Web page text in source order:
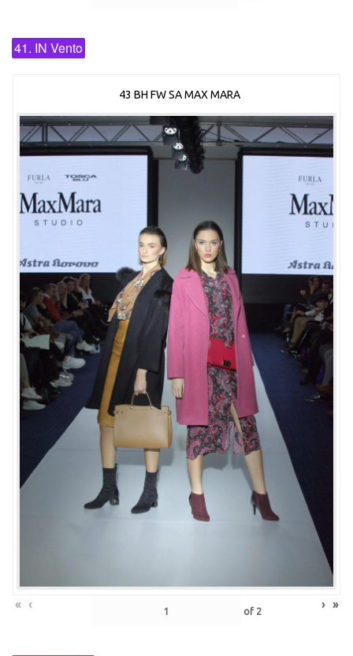
41. IN Vento
43 BH FW SA MAX MARA
« ‹ of 2 › »